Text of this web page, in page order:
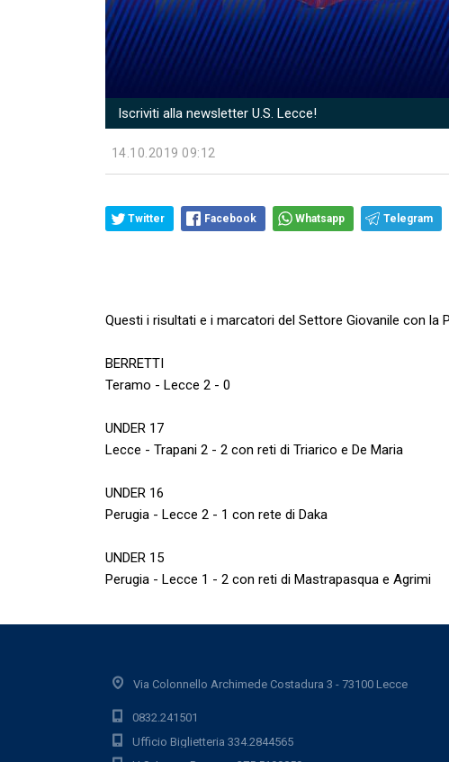
Iscriviti alla newsletter U.S. Lecce!
14.10.2019 09:12
Twitter Facebook Whatsapp Telegram
Questi i risultati e i marcatori del Settore Giovanile con la
BERRETTI
Teramo - Lecce 2 - 0
UNDER 17
Lecce - Trapani 2 - 2 con reti di Triarico e De Maria
UNDER 16
Perugia - Lecce 2 - 1 con rete di Daka
UNDER 15
Perugia - Lecce 1 - 2 con reti di Mastrapasqua e Agrimi
Via Colonnello Archimede Costadura 3 - 73100 Lecce
0832.241501
Ufficio Biglietteria 334.2844565